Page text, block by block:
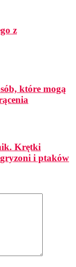
z
które mogą
Krętki
i ptaków